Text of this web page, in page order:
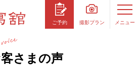
ご予約 撮影プラン メニュー
さまの声